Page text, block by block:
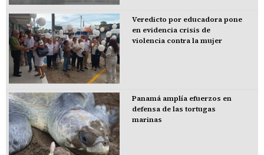
Veredicto por educadora pone
en evidencia crisis de
violencia contra la mujer
Panamá amplía efuerzos en
defensa de las tortugas
marinas